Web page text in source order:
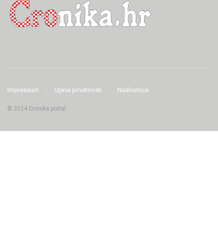
Impressum Izjava privatnosti Naslovnica
© 2024 Cronika portal